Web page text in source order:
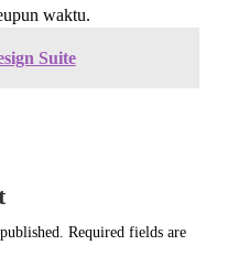
waktu.
Suite
Required fields are